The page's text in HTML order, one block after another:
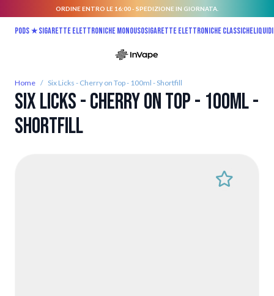
ORDINE ENTRO LE 16:00 - SPEDIZIONE IN GIORNATA.
Pods ★Sigarette elettroniche monousoSigarette elettroniche classiche
Home / Six Licks - Cherry on Top - 100ml - Shortfill
Six Licks - Cherry on Top - 100ml -
Shortfill